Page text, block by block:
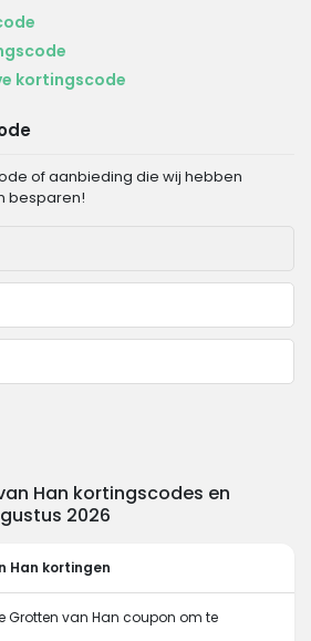
kortingscode
of aanbieding die wij hebben
besparen!
Han kortingscodes en
2026
Han kortingen
Grotten van Han coupon om te